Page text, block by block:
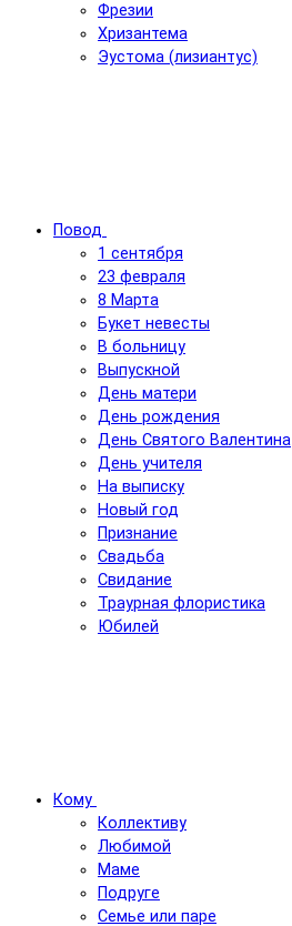
Фрезии
Хризантема
Эустома (лизиантус)
Повод
1 сентября
23 февраля
8 Марта
Букет невесты
В больницу
Выпускной
День матери
День рождения
День Святого Валентина
День учителя
На выписку
Новый год
Признание
Свадьба
Свидание
Траурная флористика
Юбилей
Кому
Коллективу
Любимой
Маме
Подруге
Семье или паре